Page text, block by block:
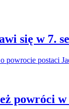
się w 7.
powrocie postaci
powróci